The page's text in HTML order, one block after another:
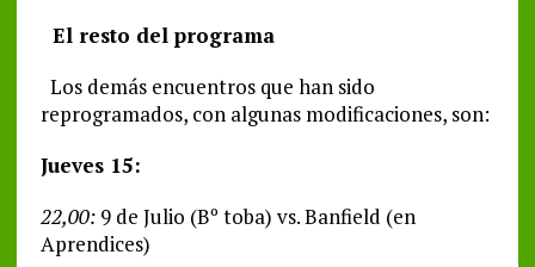
El resto del programa
Los demás encuentros que han sido
reprogramados, con algunas modificaciones, son:
Jueves 15:
22,00:9 de Julio (Bº toba) vs. Banfield (en
Aprendices)